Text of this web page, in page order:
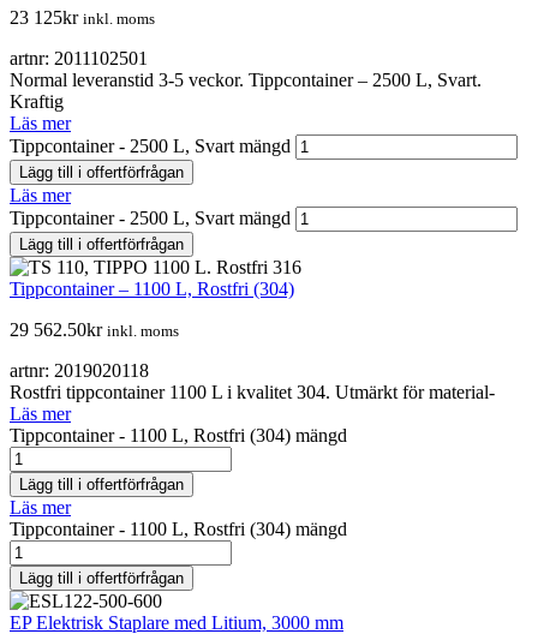
23 125kr inkl. moms
artnr: 2011102501
Normal leveranstid 3-5 veckor. Tippcontainer – 2500 L, Svart.
Kraftig
Läs mer
Tippcontainer - 2500 L, Svart mängd
Lägg till i offertförfrågan
Läs mer
Tippcontainer - 2500 L, Svart mängd
Lägg till i offertförfrågan
Tippcontainer – 1100 L, Rostfri (304)
29 562.50kr inkl. moms
artnr: 2019020118
Rostfri tippcontainer 1100 L i kvalitet 304. Utmärkt för material-
Läs mer
Tippcontainer - 1100 L, Rostfri (304) mängd
Lägg till i offertförfrågan
Läs mer
Tippcontainer - 1100 L, Rostfri (304) mängd
Lägg till i offertförfrågan
EP Elektrisk Staplare med Litium, 3000 mm